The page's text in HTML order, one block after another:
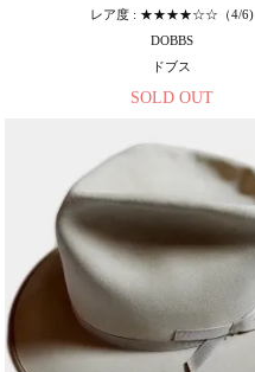
レア度 : ★★★★☆☆（4/6)
DOBBS
ドブス
SOLD OUT